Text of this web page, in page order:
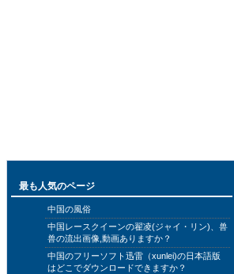
最も人気のページ
中国の風俗
中国レースクイーンの翟凌(ジャイ・リン)、兽
兽の流出画像,動画ありますか？
中国のフリーソフト迅雷（xunlei)の日本語版
はどこでダウンロードできますか？